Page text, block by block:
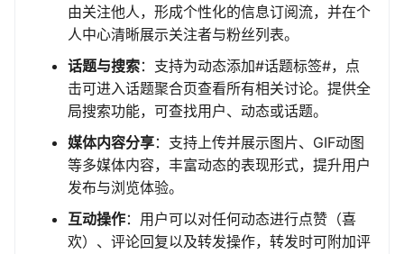
由关注他人，形成个性化的信息订阅流，并在个
人中心清晰展示关注者与粉丝列表。
话题与搜索：支持为动态添加#话题标签#，点
击可进入话题聚合页查看所有相关讨论。提供全
局搜索功能，可查找用户、动态或话题。
媒体内容分享：支持上传并展示图片、GIF动图
等多媒体内容，丰富动态的表现形式，提升用户
发布与浏览体验。
互动操作：用户可以对任何动态进行点赞（喜
欢）、评论回复以及转发操作，转发时可附加评